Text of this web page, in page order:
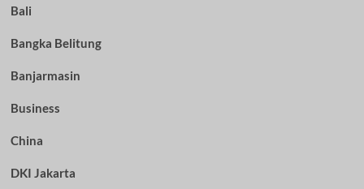
Bali
Bangka Belitung
Banjarmasin
Business
China
DKI Jakarta